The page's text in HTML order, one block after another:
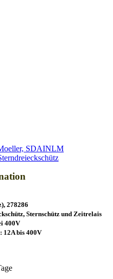
SDAINLM
278286
Sternschütz und Zeitrelais
400V
12A bis 400V